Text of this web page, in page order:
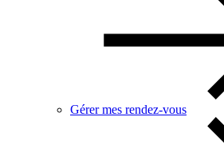
Gérer mes rendez-vous